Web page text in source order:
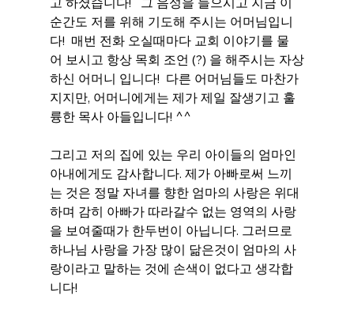
순간도 저를 위해 기도해 주시는 어머님입니
다!  매번 전화 오실때마다 교회 이야기를 물
어 보시고 항상 목회 조언 (?) 을 해주시는 자상
하신 어머니 입니다!  다른 어머님들도 마찬가
지지만, 어머니에게는 제가 제일 잘생기고 훌
륭한 목사 아들입니다! ^^
그리고 저의 집에 있는 우리 아이들의 엄마인
아내에게도 감사합니다. 제가 아빠로써 느끼
는 것은 정말 자녀를 향한 엄마의 사랑은 위대
하며 감히 아빠가 따라갈수 없는 영역의 사랑
을 보여줄때가 한두번이 아닙니다. 그러므로
하나님 사랑을 가장 많이 닮은것이 엄마의 사
랑이라고 말하는 것에 손색이 없다고 생각합
니다!